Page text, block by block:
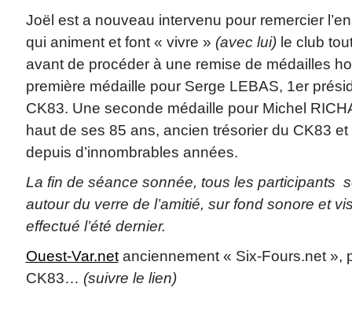
Joël est a nouveau intervenu pour remercier
qui animent et font « vivre » (avec lui)le club
avant de procéder à une remise de médailles
première médaille pour Serge LEBAS, 1er
CK83. Une seconde médaille pour Michel
haut de ses 85 ans, ancien trésorier du CK83
depuis d’innombrables années.
La fin de séance sonnée, tous les participants
autour du verre de l’amitié, sur fond sonore et
effectué l’été dernier.
Ouest-Var.netanciennement « Six-Fours.net »,
CK83… (suivre le lien)